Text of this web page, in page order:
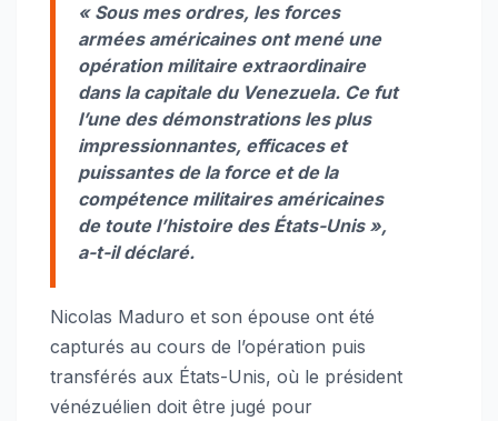
« Sous mes ordres, les forces
armées américaines ont mené une
opération militaire extraordinaire
dans la capitale du Venezuela. Ce fut
l’une des démonstrations les plus
impressionnantes, efficaces et
puissantes de la force et de la
compétence militaires américaines
de toute l’histoire des États-Unis »,
a-t-il déclaré.
Nicolas Maduro et son épouse ont été
capturés au cours de l’opération puis
transférés aux États-Unis, où le président
vénézuélien doit être jugé pour